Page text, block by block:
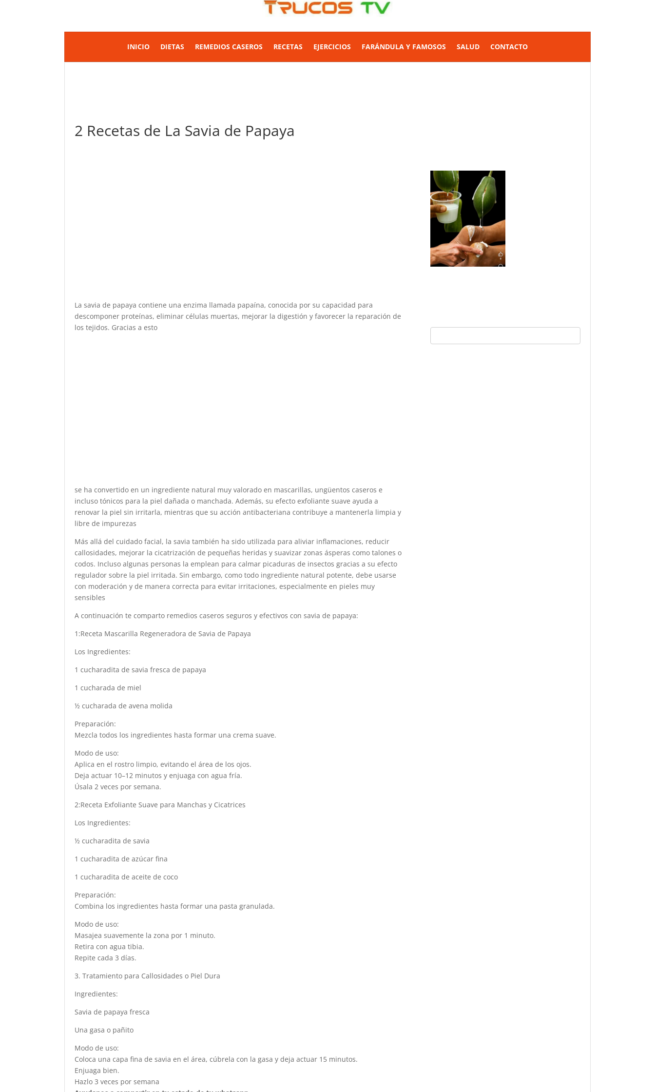
INICIO DIETAS REMEDIOS CASEROS RECETAS EJERCICIOS FARÁNDULA Y FAMOSOS SALUD CONTACTO
2 Recetas de La Savia de Papaya
La savia de papaya contiene una enzima llamada papaína, conocida por su capacidad para
descomponer proteínas, eliminar células muertas, mejorar la digestión y favorecer la reparación de
los tejidos. Gracias a esto
se ha convertido en un ingrediente natural muy valorado en mascarillas, ungüentos caseros e
incluso tónicos para la piel dañada o manchada. Además, su efecto exfoliante suave ayuda a
renovar la piel sin irritarla, mientras que su acción antibacteriana contribuye a mantenerla limpia y
libre de impurezas
Más allá del cuidado facial, la savia también ha sido utilizada para aliviar inflamaciones, reducir
callosidades, mejorar la cicatrización de pequeñas heridas y suavizar zonas ásperas como talones o
codos. Incluso algunas personas la emplean para calmar picaduras de insectos gracias a su efecto
regulador sobre la piel irritada. Sin embargo, como todo ingrediente natural potente, debe usarse
con moderación y de manera correcta para evitar irritaciones, especialmente en pieles muy
sensibles
A continuación te comparto remedios caseros seguros y efectivos con savia de papaya:
1:Receta Mascarilla Regeneradora de Savia de Papaya
Los Ingredientes:
1 cucharadita de savia fresca de papaya
1 cucharada de miel
½ cucharada de avena molida
Preparación:
Mezcla todos los ingredientes hasta formar una crema suave.
Modo de uso:
Aplica en el rostro limpio, evitando el área de los ojos.
Deja actuar 10–12 minutos y enjuaga con agua fría.
Úsala 2 veces por semana.
2:Receta Exfoliante Suave para Manchas y Cicatrices
Los Ingredientes:
½ cucharadita de savia
1 cucharadita de azúcar fina
1 cucharadita de aceite de coco
Preparación:
Combina los ingredientes hasta formar una pasta granulada.
Modo de uso:
Masajea suavemente la zona por 1 minuto.
Retira con agua tibia.
Repite cada 3 días.
3. Tratamiento para Callosidades o Piel Dura
Ingredientes:
Savia de papaya fresca
Una gasa o pañito
Modo de uso:
Coloca una capa fina de savia en el área, cúbrela con la gasa y deja actuar 15 minutos.
Enjuaga bien.
Hazlo 3 veces por semana